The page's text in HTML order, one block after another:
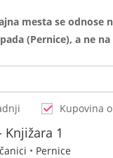
mesta se odnose
(Pernice), a ne
Kupovina
Knjižara 1
• Pernice